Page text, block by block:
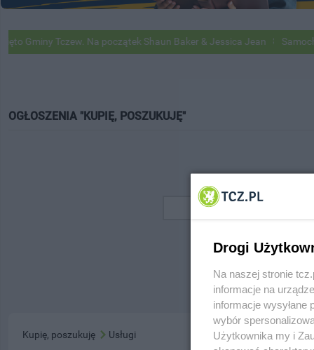
Gminy Tczew. Na początek Shaun Baker & Jessica Jean
OGŁOSZENIA "KUPIĘ, POSZUKUJĘ"
Kupię, poszukuję Usługi
Drogi
Na naszej stronie
informacje na
informacje wysyłane
wybór
Użytkownika my i